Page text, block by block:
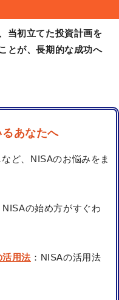
当初立てた投資計画を
とが、長期的な成功へ
あなたへ
ど、NISAのお悩みをま
NISAの始め方がすぐわ
活用法 ：NISAの活用法